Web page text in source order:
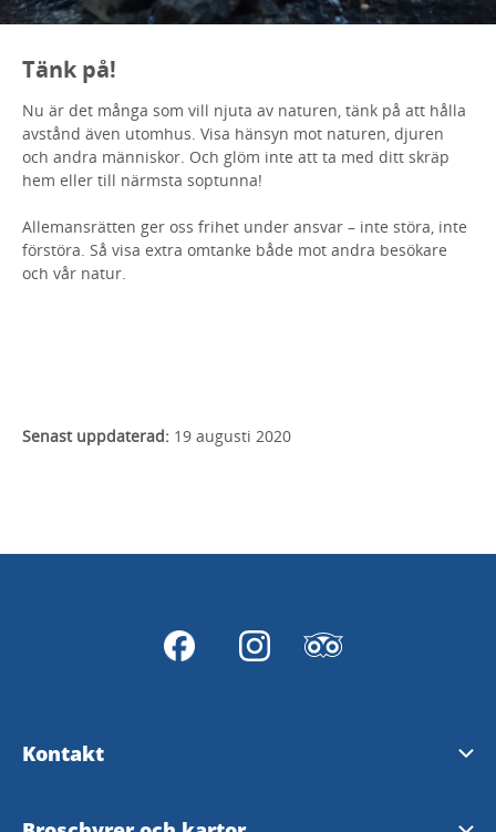
Tänk på!
Nu är det många som vill njuta av naturen, tänk på att hålla
avstånd även utomhus. Visa hänsyn mot naturen, djuren
och andra människor. Och glöm inte att ta med ditt skräp
hem eller till närmsta soptunna!
Allemansrätten ger oss frihet under ansvar – inte störa, inte
förstöra. Så visa extra omtanke både mot andra besökare
och vår natur.
Senast uppdaterad: 19 augusti 2020
Kontakt
Svenljunga turistinformation